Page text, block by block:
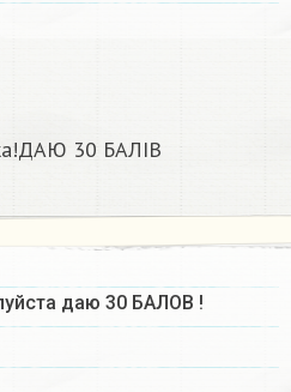
30 БАЛІВ
даю 30 БАЛОВ !​